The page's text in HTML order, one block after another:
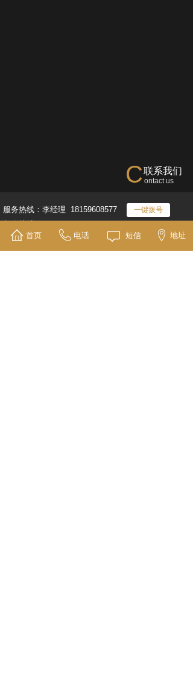
ontact us
C联系我们
一键拨号
一键拨号
服务热线：李经理 18159608577
固定电话：0596-7661112 0596-7661113
投诉建议：13709319079 李开福（副总经理）
首页 电话 短信 地址